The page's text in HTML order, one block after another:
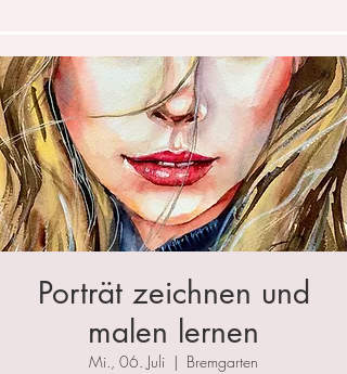
Porträt zeichnen und
malen lernen
Mi., 06. Juli
  |
Bremgarten